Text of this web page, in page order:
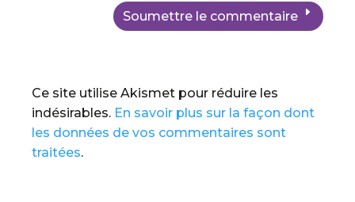
Soumettre le commentaire
Ce site utilise Akismet pour réduire les
indésirables. En savoir plus sur la façon dont
les données de vos commentaires sont
traitées.